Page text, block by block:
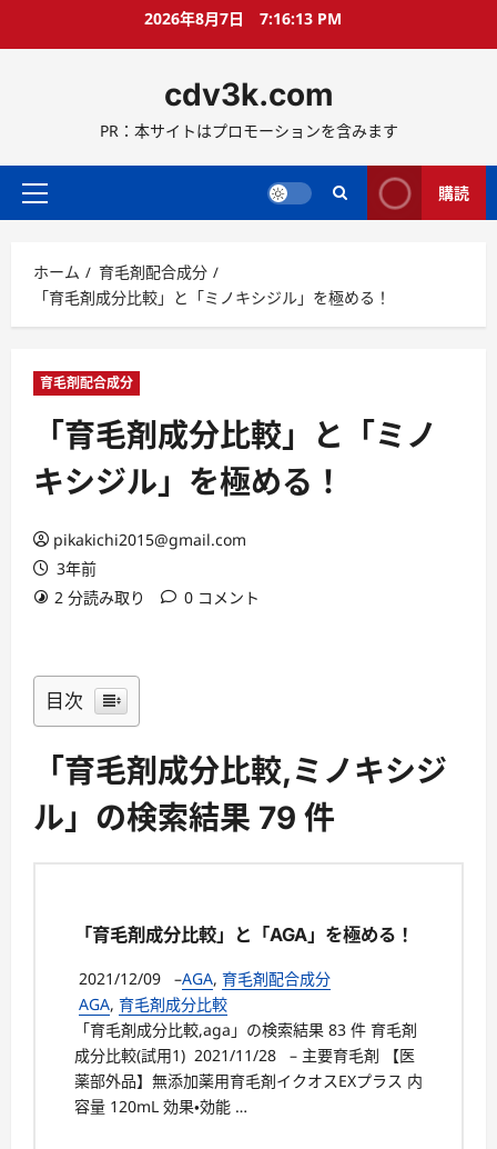
ス
ッ
2026年8月7日 7:16:14 PM
cdv3k.com
PR：本サイトはプロモーションを含みます
メ
メ
ニ
ュ
購読
ホーム
育毛剤配合成分
「育毛剤成分比較」と「ミノキシジル」を極める！
育毛剤配合成分
「育毛剤成分比較」と「ミノ
キシジル」を極める！
pikakichi2015@gmail.com
3年前
2 分読み取り
0 コメント
目次
「育毛剤成分比較,ミノキシジ
ル」の検索結果 79 件
「育毛剤成分比較」と「AGA」を極める！
2021/12/09 –AGA, 育毛剤配合成分
AGA, 育毛剤成分比較
「育毛剤成分比較,aga」の検索結果 83 件 育毛剤
成分比較(試用1) 2021/11/28 – 主要育毛剤 【医
薬部外品】無添加薬用育毛剤イクオスEXプラス 内
容量 120mL 効果・効能 …